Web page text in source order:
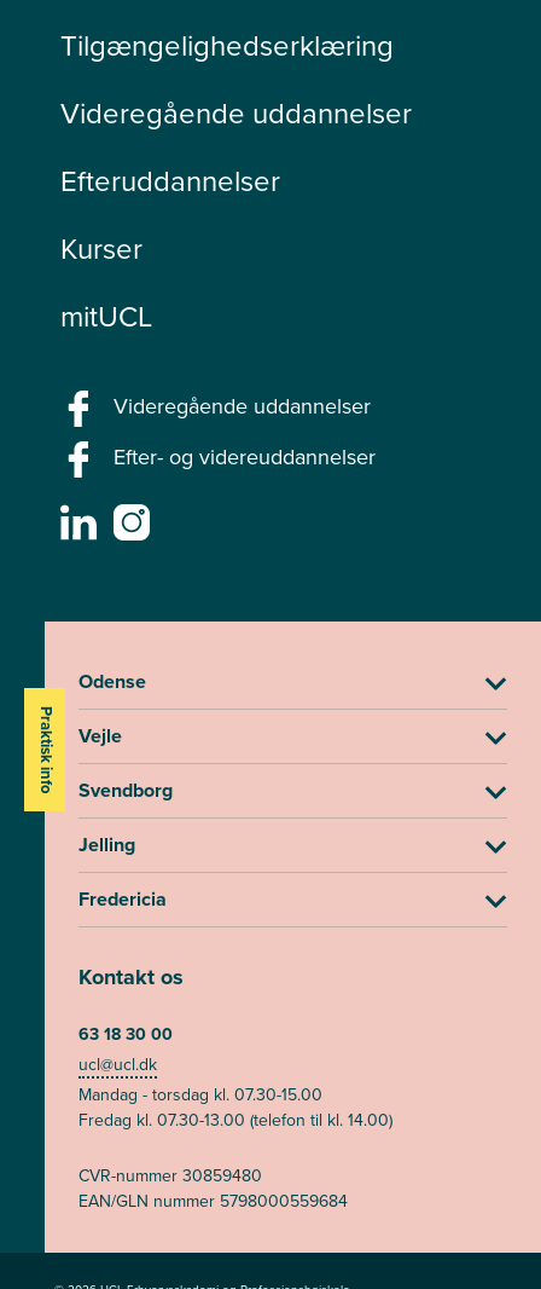
Tilgængelighedserklæring
Videregående uddannelser
Efteruddannelser
Kurser
mitUCL
Videregående uddannelser
Efter- og videreuddannelser
Praktisk info
Odense
Vejle
Svendborg
Jelling
Fredericia
Kontakt os
63 18 30 00
ucl@ucl.dk
Mandag - torsdag kl. 07.30-15.00
Fredag kl. 07.30-13.00 (telefon til kl. 14.00)
CVR-nummer 30859480
EAN/GLN nummer 5798000559684